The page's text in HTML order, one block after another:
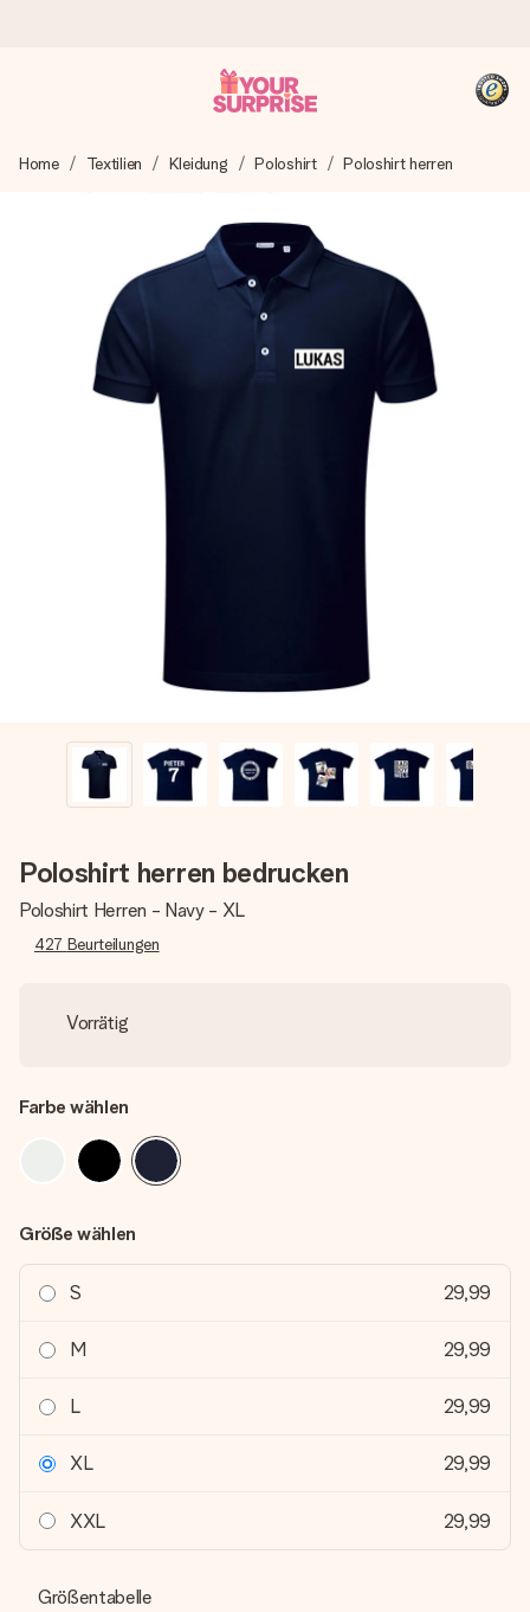
Wir bereiten dein Geschenk sorgfältig vor und schicken es
4,8 (basierend auf +15.000 Bewertungen)
Unsere Geschenke begeistern. Kunden bewerten uns mit
4,8 bei Google Reviews (Gesamtergebnis aller Länder, in
die wir versenden).
+49 39292 929695
Home Textilien Kleidung Poloshirt Poloshirt herren
Poloshirt herren bedrucken
Poloshirt Herren - Navy - XL
427 Beurteilungen
Vorrätig
Farbe wählen
Größe wählen
S 29,99
M 29,99
L 29,99
XL 29,99
XXL 29,99
Größentabelle